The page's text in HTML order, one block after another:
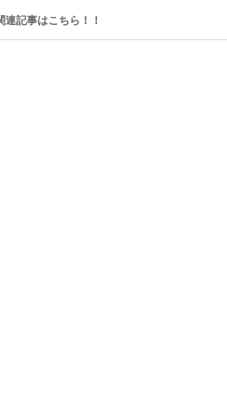
連記事はこちら！！